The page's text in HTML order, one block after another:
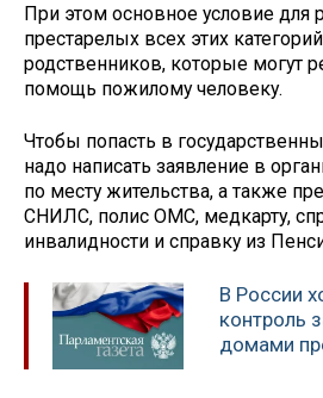
При этом основное условие
престарелых всех этих
родственников, которые могут
помощь пожилому человеку.
Чтобы попасть в
надо написать заявление в
по месту жительства, а также
СНИЛС, полис ОМС, медкарту,
инвалидности и справку из
В России
контроль
домами